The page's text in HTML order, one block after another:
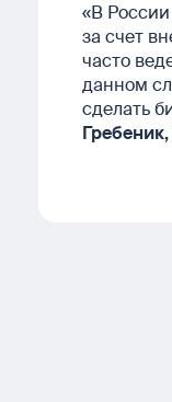
«В
за счет
часто
данном
сделать